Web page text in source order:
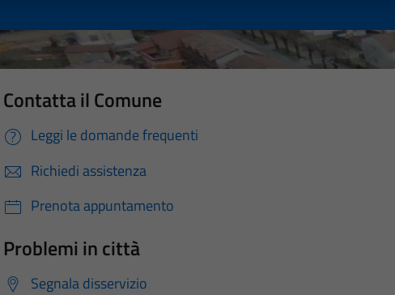
Contatta il Comune
Leggi le domande frequenti
Richiedi assistenza
Prenota appuntamento
Problemi in città
Segnala disservizio